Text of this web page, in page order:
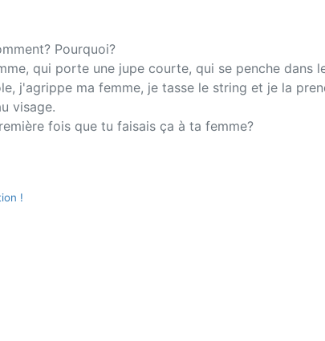
Pourquoi?
qui porte une jupe courte, qui se penche
j'agrippe ma femme, je tasse le string et je la
visage.
fois que tu faisais ça à ta femme?
!